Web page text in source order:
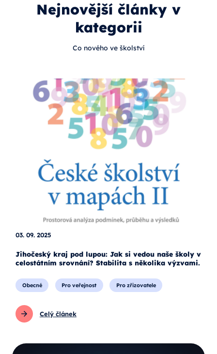
Nejnovější články v
kategorii
Co nového ve školství
03. 09. 2025
Jihočeský kraj pod lupou: Jak si vedou naše školy v
celostátním srovnání? Stabilita s několika výzvami.
Obecné Pro veřejnost Pro zřizovatele
Celý článek